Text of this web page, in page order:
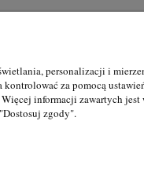
O nas
O firmie
personalizacji i
za pomocą
informacji zawartych
zgody".